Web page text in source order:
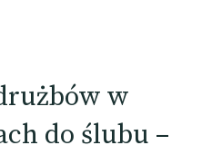
w
do ślubu –